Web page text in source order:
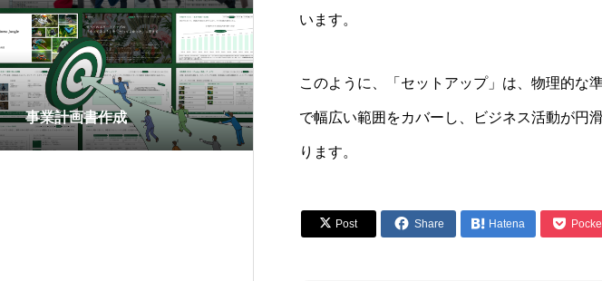
事業計画書作成
います。
このように、「セットアップ」は、物理的な
で幅広い範囲をカバーし、ビジネス活動が円
ります。
 Post  Share  Hatena 